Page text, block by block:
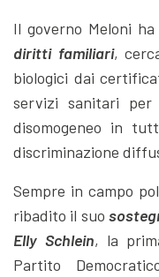
Il governo Meloni
diritti familiari,
biologici dai
servizi sanitari per
disomogeneo in
discriminazione
Sempre in campo
ribadito il suo
Elly Schlein, la
Partito